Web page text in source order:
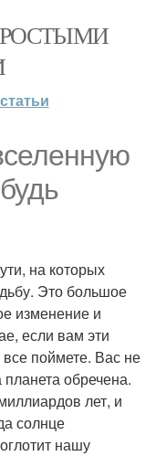
статьи
на которых
Это большое
изменение и
если вам эти
все поймете. Вас не
обречена.
лет, и
солнце
нашу